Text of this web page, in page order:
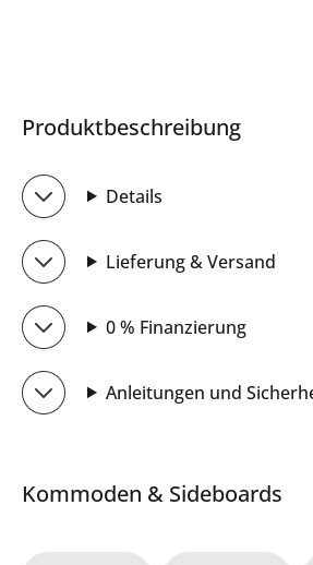
Produktbeschreibung
Details
Lieferung & Versand
0 % Finanzierung
Anleitungen und
Kommoden & Sideboards